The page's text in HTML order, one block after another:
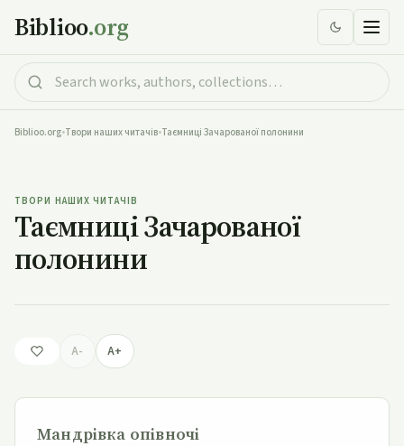
Biblioo.org
Biblioo.org•Твори наших читачів•Таємниці Зачарованої полонини
ТВОРИ НАШИХ ЧИТАЧІВ
Таємниці Зачарованої
полонини
A- A+
Мандрівка опівночі